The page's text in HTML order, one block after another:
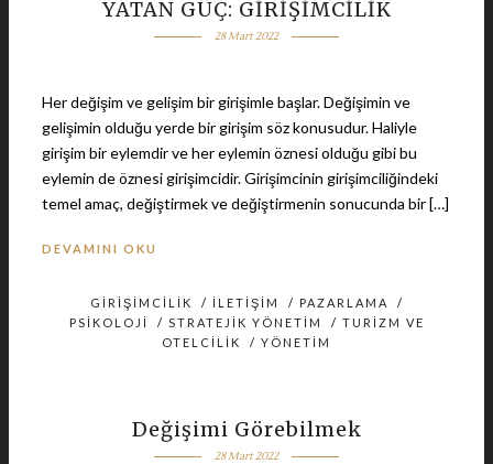
YATAN GÜÇ: GİRİŞİMCİLİK
28 Mart 2022
Her değişim ve gelişim bir girişimle başlar. Değişimin ve
gelişimin olduğu yerde bir girişim söz konusudur. Haliyle
girişim bir eylemdir ve her eylemin öznesi olduğu gibi bu
eylemin de öznesi girişimcidir. Girişimcinin girişimciliğindeki
temel amaç, değiştirmek ve değiştirmenin sonucunda bir […]
DEVAMINI OKU
GIRIŞIMCILIK / İLETIŞIM / PAZARLAMA
/
PSIKOLOJI
/ STRATEJIK YÖNETIM / TURIZM VE
OTELCILIK
/ YÖNETIM
Değişimi Görebilmek
28 Mart 2022